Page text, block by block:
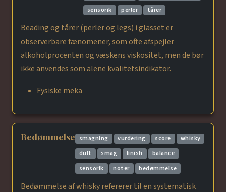
sensorik
perler tårer
Beading og tårer (perler og legs) i glasset er
observerbare fænomener, som ofte afspejler
alkoholprocenten og væskens viskositet, men de bør
ikke anvendes som alene kvalitetsindikator.
Fysiske meka
Bedømmelse smagning vurdering score
whisky
duft
smag finish
balance
sensorik
noter bedømmelse
Bedømmelse af whisky refererer til en systematisk